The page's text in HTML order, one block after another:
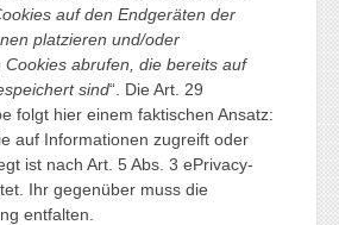
auf den Endgeräten der
platzieren und/oder
abrufen, die bereits auf
sind“. Die Art. 29
folgt hier einem faktischen Ansatz:
auf Informationen zugreift oder
ist nach Art. 5 Abs. 3 ePrivacy-
Ihr gegenüber muss die
entfalten.